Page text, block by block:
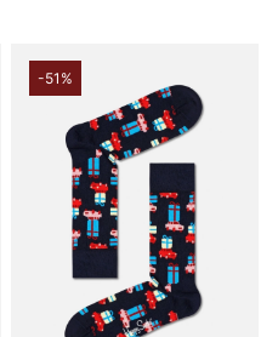
-51%